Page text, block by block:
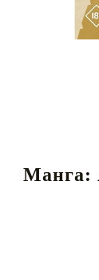
Манга: